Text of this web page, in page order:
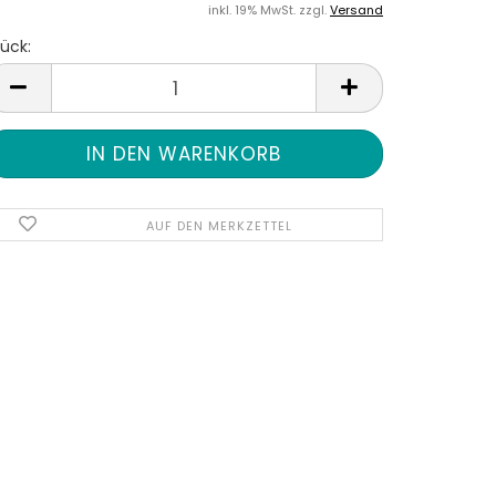
inkl. 19% MwSt. zzgl.Versand
AUF DEN MERKZETTEL